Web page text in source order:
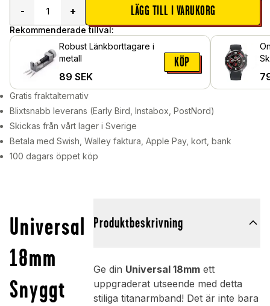
-
+ LÄGG TILL I VARUKORG
Rekommenderade tillval:
Robust Länkborttagare i
metall
89 SEK
KÖP
Gratis fraktalternativ
Blixtsnabb leverans (Early Bird, Instabox, PostNord)
Skickas från vårt lager i Sverige
Betala med Swish, Walley faktura, Apple Pay, kort, bank
100 dagars öppet köp
Universal
18mm
Snyggt
Produktbeskrivning
Ge din Universal 18mmett
uppgraderat utseende med detta
stiliga titanarmband! Det är inte bara